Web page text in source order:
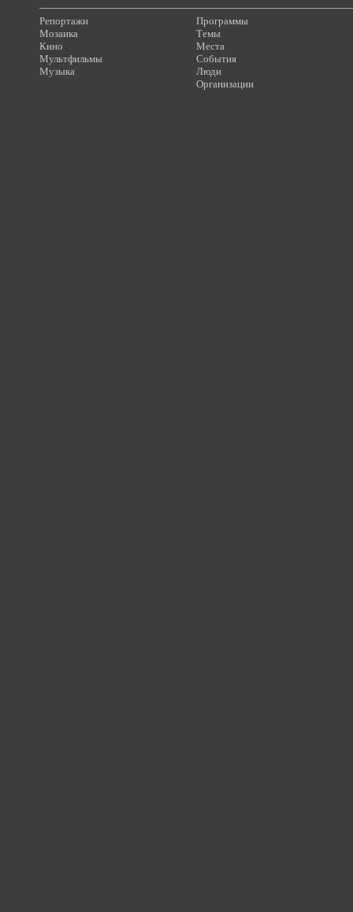
Репортажи
Мозаика
Кино
Мультфильмы
Музыка
Программы
Темы
Места
События
Люди
Организации